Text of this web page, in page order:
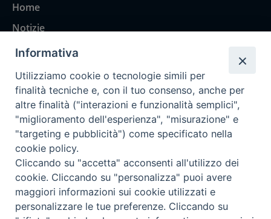
Home
Notizie
Rubriche
Chi siamo
Come abbonarsi
Contatti
Informativa
Utilizziamo cookie o tecnologie simili per
finalità tecniche e, con il tuo consenso, anche per
altre finalità ("interazioni e funzionalità semplici",
"miglioramento dell'esperienza", "misurazione" e
"targeting e pubblicità") come specificato nella
cookie policy.
Cliccando su "accetta" acconsenti all'utilizzo dei
cookie. Cliccando su "personalizza" puoi avere
maggiori informazioni sui cookie utilizzati e
personalizzare le tue preferenze. Cliccando su